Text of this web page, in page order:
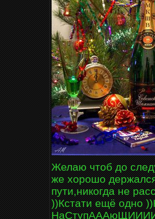
Желаю чтоб до
же хорошо
пути,никогда не
))Кстати ещё одно